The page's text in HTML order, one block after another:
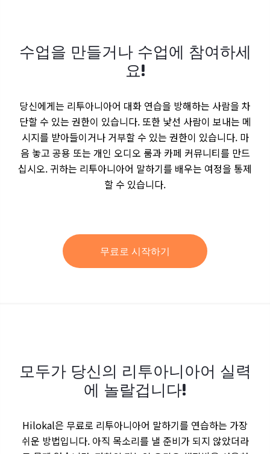
수업을 만들거나 수업에 참여하세
요!
당신에게는 리투아니아어 대화 연습을 방해하는 사람을 차
단할 수 있는 권한이 있습니다. 또한 낯선 사람이 보내는 메
시지를 받아들이거나 거부할 수 있는 권한이 있습니다. 마
음 놓고 공용 또는 개인 오디오 룸과 카페 커뮤니티를 만드
십시오. 귀하는 리투아니아어 말하기를 배우는 여정을 통제
할 수 있습니다.
무료로 시작하기
모두가 당신의 리투아니아어 실력
에 놀랄겁니다!
Hilokal은 무료로 리투아니아어 말하기를 연습하는 가장
쉬운 방법입니다. 아직 목소리를 낼 준비가 되지 않았더라